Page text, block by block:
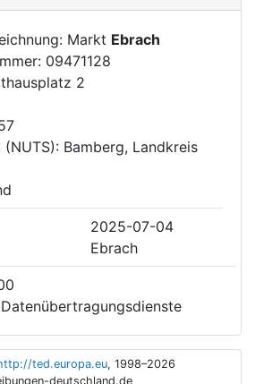
Markt Ebrach
09471128
2
(NUTS): Bamberg, Landkreis
2025-07-04
Ebrach
ted.europa.eu, 1998–2026
deutschland.de